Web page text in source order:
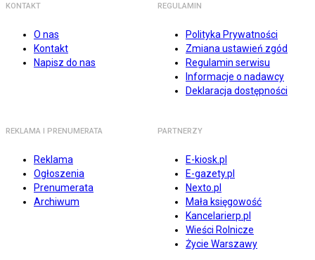
KONTAKT
O nas
Kontakt
Napisz do nas
REGULAMIN
Polityka Prywatności
Zmiana ustawień zgód
Regulamin serwisu
Informacje o nadawcy
Deklaracja dostępności
REKLAMA I PRENUMERATA
Reklama
Ogłoszenia
Prenumerata
Archiwum
PARTNERZY
E-kiosk.pl
E-gazety.pl
Nexto.pl
Mała księgowość
Kancelarierp.pl
Wieści Rolnicze
Życie Warszawy